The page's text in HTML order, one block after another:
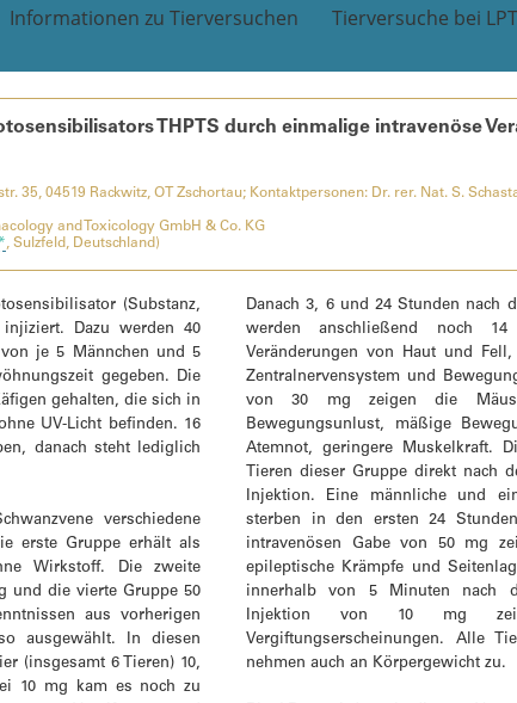
Informationen zu Tierversuchen
Tierversuche bei LPT
THPTS durch einmalige intravenöse
35, 04519 Rackwitz, OT Zschortau; Kontaktpersonen: Dr. rer. Nat. S.
and Toxicology GmbH & Co. KG
*, Sulzfeld, Deutschland)
(Substanz,
Dazu werden 40
je 5 Männchen und 5
gegeben. Die
gehalten, die sich in
UV-Licht befinden. 16
danach steht lediglich
verschiedene
erste Gruppe erhält als
Wirkstoff. Die zweite
und die vierte Gruppe 50
aus vorherigen
ausgewählt. In diesen
(insgesamt 6 Tieren) 10,
10 mg kam es noch zu
Danach 3, 6 und 24 Stunden nach
werden anschließend noch
Veränderungen von Haut und
Zentralnervensystem und
von 30 mg zeigen die
Bewegungsunlust, mäßige
Atemnot, geringere Muskelkraft.
Tieren dieser Gruppe direkt nach
Injektion. Eine männliche und
sterben in den ersten 24
intravenösen Gabe von 50 mg
epileptische Krämpfe und
innerhalb von 5 Minuten nach
Injektion von 10 mg
Vergiftungserscheinungen. Alle
nehmen auch an Körpergewicht zu.